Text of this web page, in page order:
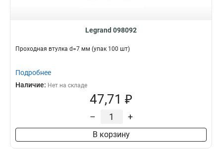
Legrand 098092
Проходная втулка d=7 мм (упак 100 шт)
Подробнее
Наличие: Нет на складе
47,71 ₽
– +
В корзину